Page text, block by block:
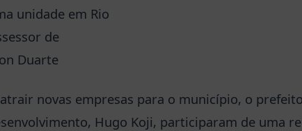
unidade em Rio
de
Duarte
novas empresas para o município, o
Hugo Koji, participaram de uma